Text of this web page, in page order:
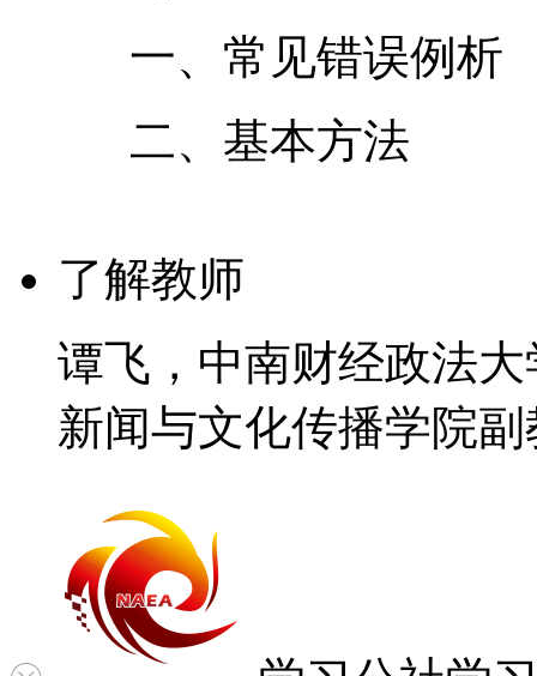
一、常见错误例析
二、基本方法
了解教师
谭飞，中南财经政法
新闻与文化传播学院